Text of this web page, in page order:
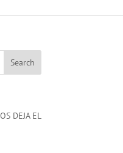
DEJA EL